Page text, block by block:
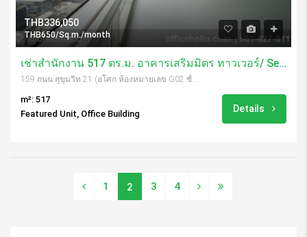
THB336,050
THB650/Sq.m./month
เช่าสำนักงาน 517 ตร.ม. อาคารเสริมมิตร ทาวเวอร์/ Sermmit Tower
m²: 517
Featured Unit, Office Building
Details
1 2 3 4